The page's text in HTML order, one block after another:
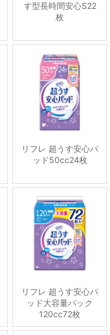
す型長時間安心S22
枚
リフレ 超うす安心パ
ッド50cc24枚
リフレ 超うす安心パ
ッド大容量パック
120cc72枚